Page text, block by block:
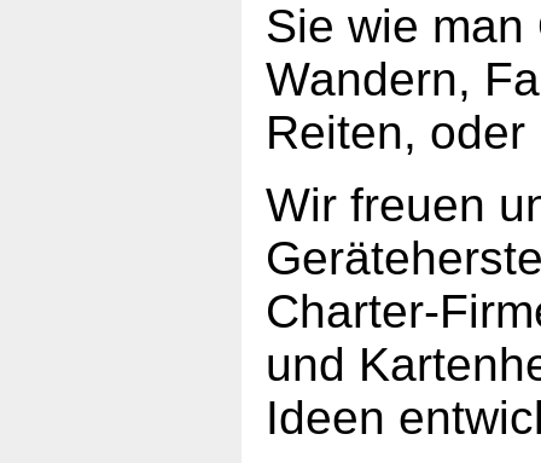
Sie wie
Wandern,
Reiten,
Wir freuen
Charter-
und
Ideen